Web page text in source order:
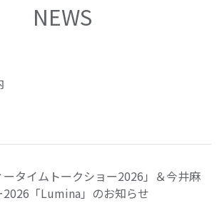
NEWS
ータイムトークショー2026」＆今井麻
「Lumina」のお知らせ